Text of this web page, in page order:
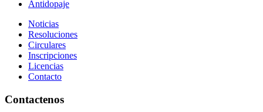
Antidopaje
Noticias
Resoluciones
Circulares
Inscripciones
Licencias
Contacto
Contactenos